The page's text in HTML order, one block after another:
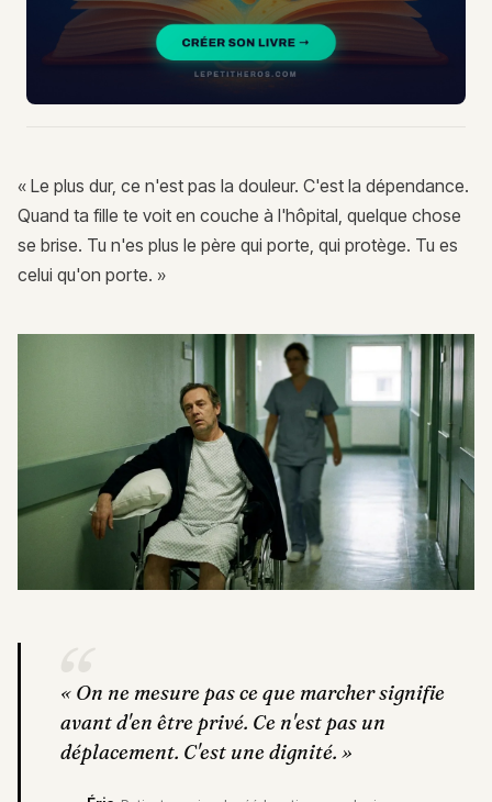
« Le plus dur, ce n'est pas la douleur. C'est la dépendance.
Quand ta fille te voit en couche à l'hôpital, quelque chose
se brise. Tu n'es plus le père qui porte, qui protège. Tu es
celui qu'on porte. »
“
« On ne mesure pas ce que marcher signifie
avant d'en être privé. Ce n'est pas un
déplacement. C'est une dignité. »